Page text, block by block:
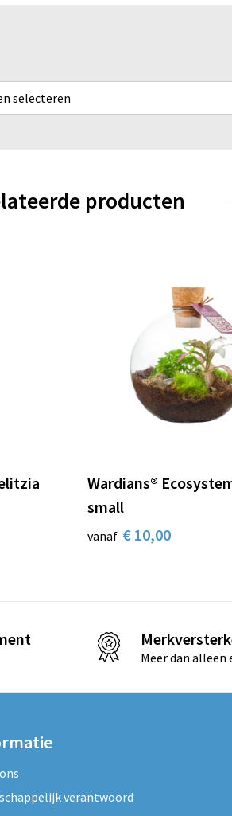
selecteren
producten
Wardians®
small
vanaf € 10,00
Meer dan alleen
verantwoord